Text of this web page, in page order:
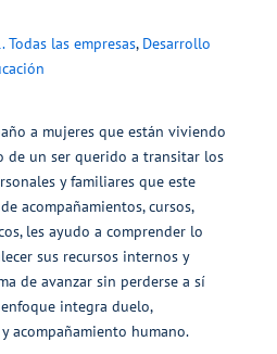
Todas las empresas, Desarrollo
a mujeres que están viviendo
de un ser querido a transitar los
y familiares que este
acompañamientos, cursos,
les ayudo a comprender lo
sus recursos internos y
de avanzar sin perderse a sí
integra duelo,
acompañamiento humano.